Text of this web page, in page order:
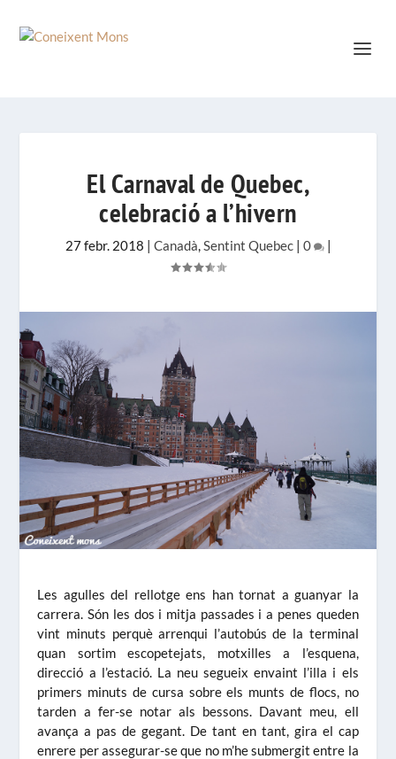
El Carnaval de Quebec,
celebració a l’hivern
27 febr. 2018 | Canadà,Sentint Quebec| 0 |
Les agulles del rellotge ens han tornat a guanyar la
carrera. Són les dos i mitja passades i a penes queden
vint minuts perquè arrenqui l’autobús de la terminal
quan sortim escopetejats, motxilles a l’esquena,
direcció a l’estació. La neu segueix envaint l’illa i els
primers minuts de cursa sobre els munts de flocs, no
tarden a fer-se notar als bessons. Davant meu, ell
avança a pas de gegant. De tant en tant, gira el cap
enrere per assegurar-se que no m’he submergit entre la